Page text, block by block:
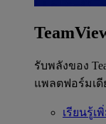
รับพลังของ
แพลตฟอร์มเดี
เรียนรู้เ